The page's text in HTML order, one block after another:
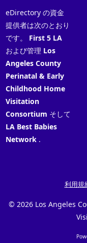
eDirectory の資金
提供者は次のとおり
です。 First 5 LA
および管理 Los
Angeles County
Perinatal & Early
Childhood Home
Visitation
Consortium そして
LA Best Babies
Network.
利用規
© 2026 Los Angeles